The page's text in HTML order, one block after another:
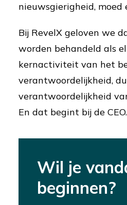
nieuwsgierigheid, moed
Bij RevelX geloven we
worden behandeld als
kernactiviteit van het
verantwoordelijkheid,
verantwoordelijkheid
En dat begint bij de CEO.
Wil je
beginnen?